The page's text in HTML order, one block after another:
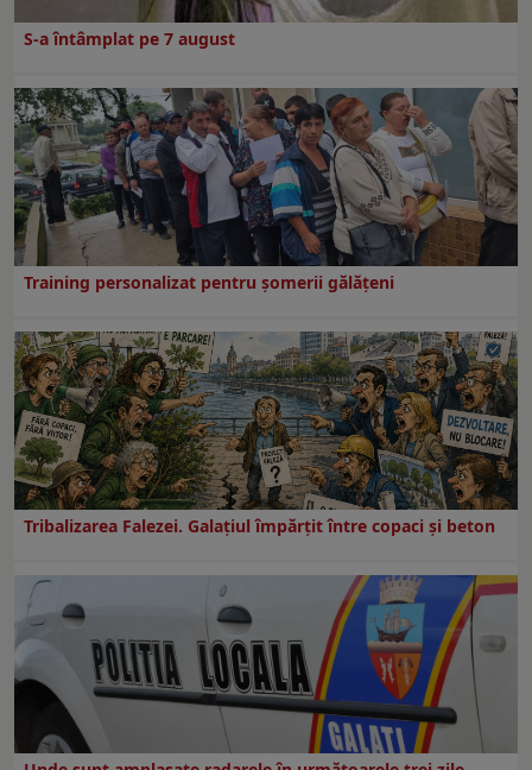
S-a întâmplat pe 7 august
Training personalizat pentru șomerii gălățeni
Tribalizarea Falezei. Galațiul împărțit între copaci și beton